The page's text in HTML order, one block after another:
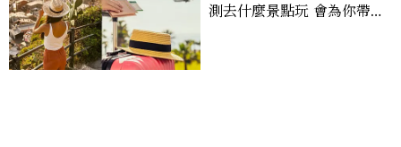
測去什麼景點玩 會為你帶來